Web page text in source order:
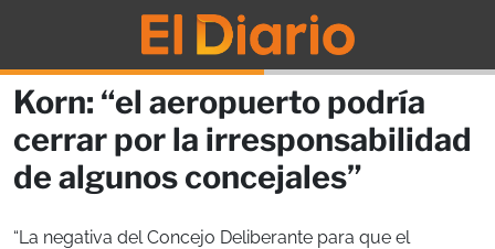
Korn: “el aeropuerto podría
cerrar por la irresponsabilidad
de algunos concejales”
“La negativa del Concejo Deliberante para que el